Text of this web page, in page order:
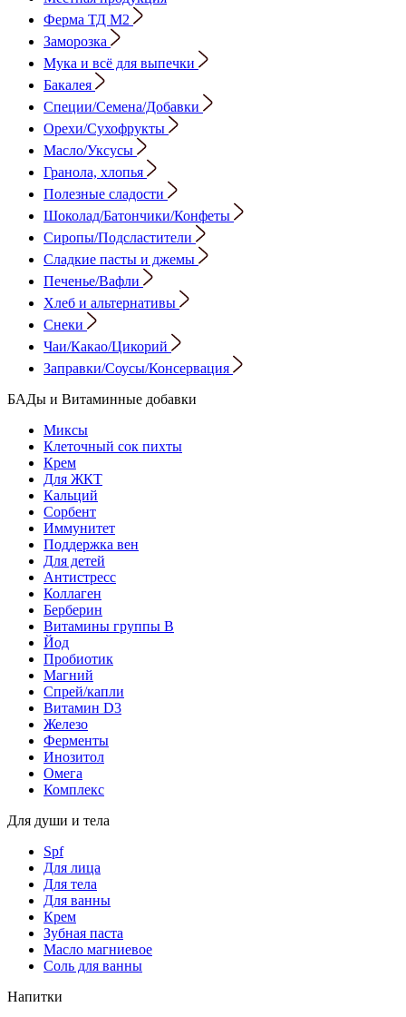
Ферма ТД М2
Заморозка
Мука и всё для выпечки
Бакалея
Специи/Семена/Добавки
Орехи/Сухофрукты
Масло/Уксусы
Гранола, хлопья
Полезные сладости
Шоколад/Батончики/Конфеты
Сиропы/Подсластители
Сладкие пасты и джемы
Печенье/Вафли
Хлеб и альтернативы
Снеки
Чаи/Какао/Цикорий
Заправки/Соусы/Консервация
БАДы и Витаминные добавки
Миксы
Клеточный сок пихты
Крем
Для ЖКТ
Кальций
Сорбент
Иммунитет
Поддержка вен
Для детей
Антистресс
Коллаген
Берберин
Витамины группы B
Йод
Пробиотик
Магний
Спрей/капли
Витамин D3
Железо
Ферменты
Инозитол
Омега
Комплекс
Для души и тела
Spf
Для лица
Для тела
Для ванны
Крем
Зубная паста
Масло магниевое
Соль для ванны
Напитки